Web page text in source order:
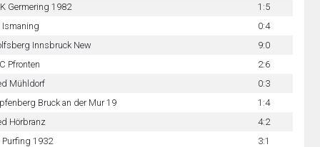
Germering 1982
1:5
Ismaning
0:4
Innsbruck New
9:0
Pfronten
2:6
Mühldorf
0:3
Bruck an der Mur 19
1:4
Hörbranz
4:2
Purfing 1932
3:1